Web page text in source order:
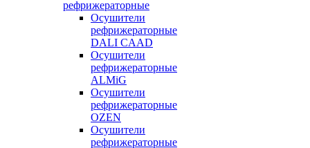
рефрижераторные
Осушители
рефрижераторные
DALI CAAD
Осушители
рефрижераторные
ALMiG
Осушители
рефрижераторные
OZEN
Осушители
рефрижераторные